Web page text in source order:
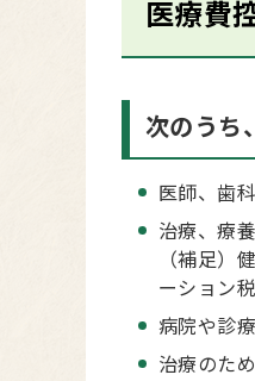
医療費
次のうち
医師、歯
治療、療
（補足
ーション
病院や診
治療のた